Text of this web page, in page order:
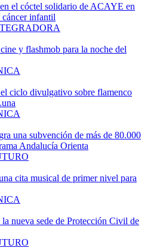
el cóctel solidario de ACAYE en
infantil
y flashmob para la noche del
ciclo divulgativo sobre flamenco
una subvención de más de 80.000
Andalucía Orienta
cita musical de primer nivel para
nueva sede de Protección Civil de